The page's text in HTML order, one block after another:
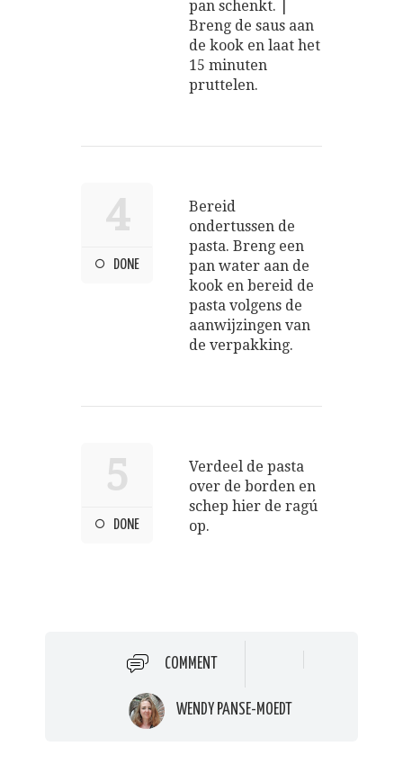
pan schenkt. |
Breng de saus aan
de kook en laat het
15 minuten
pruttelen.
4
DONE
Bereid
ondertussen de
pasta. Breng een
pan water aan de
kook en bereid de
pasta volgens de
aanwijzingen van
de verpakking.
5
DONE
Verdeel de pasta
over de borden en
schep hier de ragú
op.
COMMENT
WENDY PANSE-MOEDT